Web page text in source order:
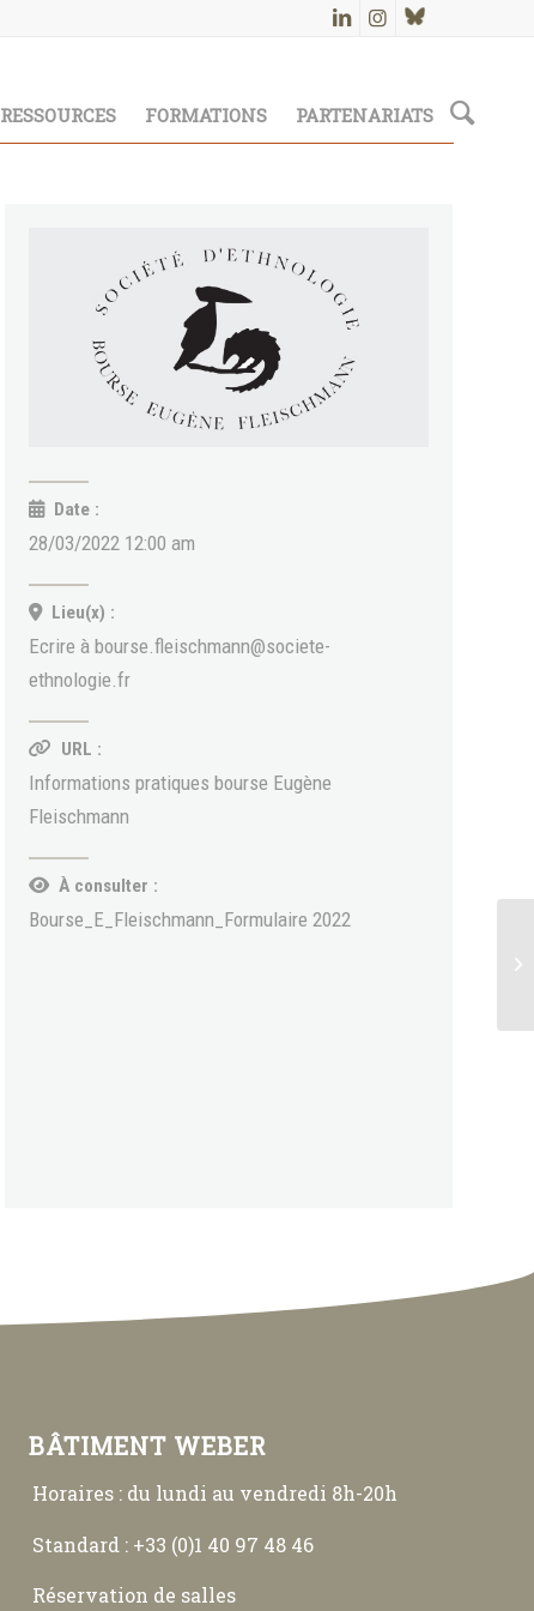
RESSOURCES FORMATIONS PARTENARIATS
Date :
28/03/2022 12:00 am
Lieu(x) :
Ecrire à bourse.fleischmann@societe-
ethnologie.fr
URL :
Informations pratiques bourse Eugène
Fleischmann
À consulter :
Bourse_E_Fleischmann_Formulaire 2022
BÂTIMENT WEBER
Horaires : du lundi au vendredi 8h-20h
Standard : +33 (0)1 40 97 48 46
Réservation de salles